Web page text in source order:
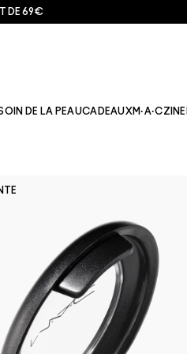
DE 69€
DE LA PEAUCADEAUX M·A·CZINE​